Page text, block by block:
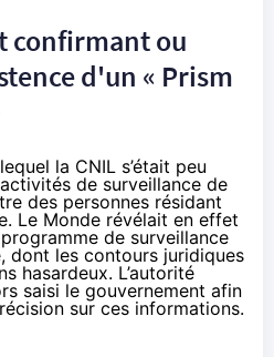
confirmant ou
d'un « Prism
la CNIL s’était peu
de surveillance de
des personnes résidant
Le Monde révélait en effet
programme de surveillance
, dont les contours juridiques
hasardeux. L’autorité
saisi le gouvernement afin
sur ces informations.